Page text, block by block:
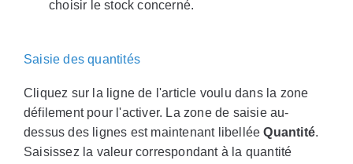
choisir le stock concerné.
Saisie des quantités
Cliquez sur la ligne de l'article voulu dans la zone
défilement pour l'activer. La zone de saisie au-
dessus des lignes est maintenant libelléeQuantité.
Saisissez la valeur correspondant à la quantité